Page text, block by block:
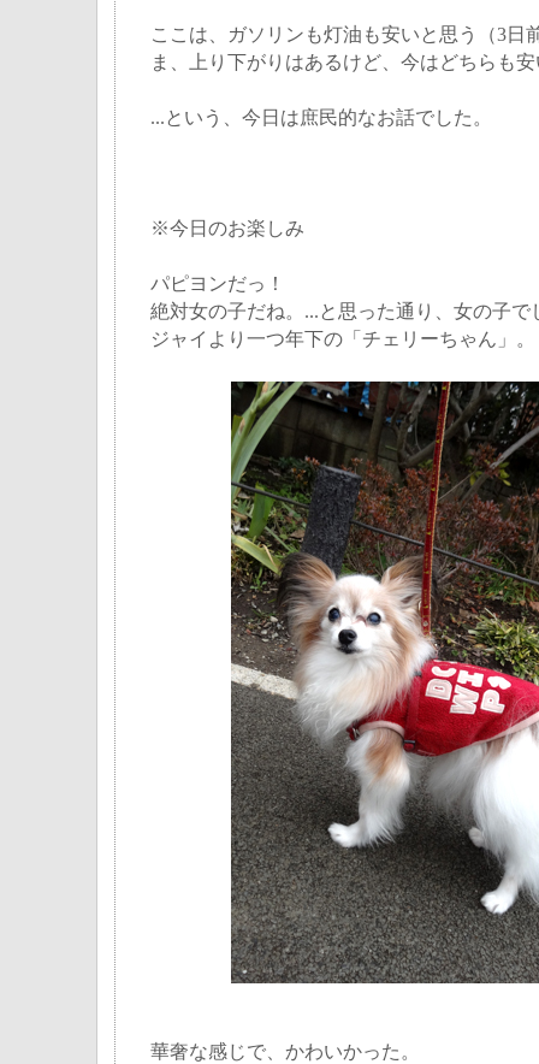
ここは、ガソリンも灯油も安いと思う（3日
ま、上り下がりはあるけど、今はどちらも
...という、今日は庶民的なお話でした。
※今日のお楽しみ
パピヨンだっ！
絶対女の子だね。...と思った通り、女の子で
ジャイより一つ年下の「チェリーちゃん」。
華奢な感じで、かわいかった。